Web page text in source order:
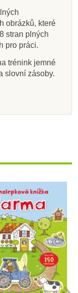
Velká kniha
mořské
havěti
235 Kč
MODELS
album
- Farma
199 Kč
Svítí
tmě - Hmyz
179 Kč
MODELS
knížka
Cestování
Kč139 Kč
obrázků, které
stran plných
pro práci.
trénink jemné
slovní zásoby.